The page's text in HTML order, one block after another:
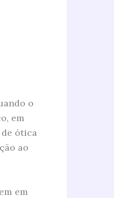
o
em
ótica
ao
em